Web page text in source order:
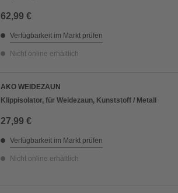
62,99 €
Verfügbarkeit im Markt prüfen
Nicht online erhältlich
AKO WEIDEZAUN
Klippisolator, für Weidezaun, Kunststoff / Metall
27,99 €
Verfügbarkeit im Markt prüfen
Nicht online erhältlich